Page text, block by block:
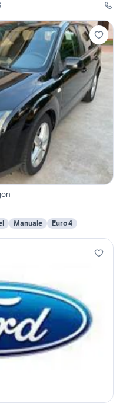
Manuale Euro 4